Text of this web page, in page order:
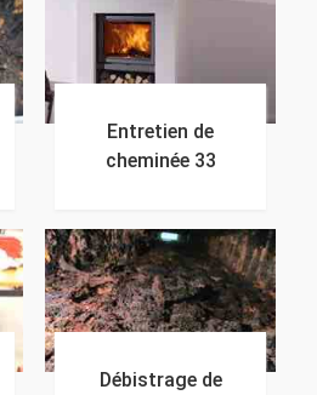
Entretien de
cheminée 33
Débistrage de